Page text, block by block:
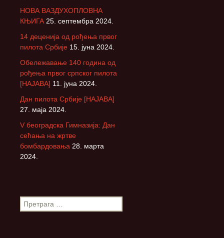
НОВА ВАЗДУХОПЛОВНА
КЊИГА 25. септембра 2024.
14 деценија од рођења првог
пилота Србије 15. јуна 2024.
Обележавање 140 година од
рођења првог српског пилота
[НАЈАВА] 11. јуна 2024.
Дан пилота Србије [НАЈАВА]
27. маја 2024.
V београдска Гимназија: Дан
сећања на жртве
бомбардовања 28. марта
2024.
П
р